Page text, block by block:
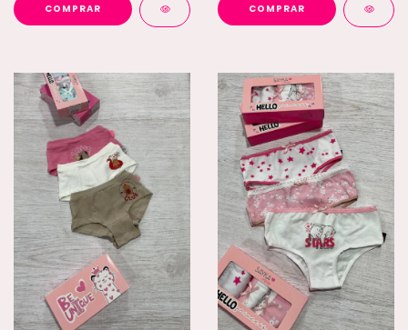
COMPRAR COMPRAR